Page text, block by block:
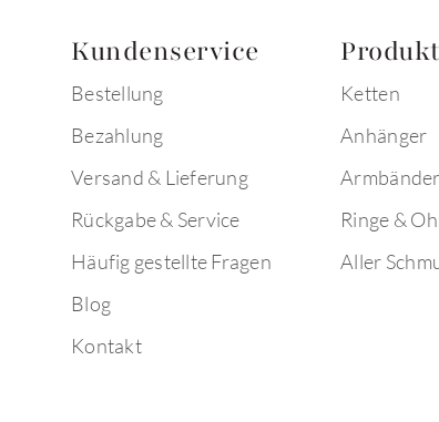
Kundenservice
Bestellung
Bezahlung
Versand & Lieferung
Rückgabe & Service
Häufig gestellte Fragen
Blog
Kontakt
Ketten
Anhänger
Ringe &
Aller